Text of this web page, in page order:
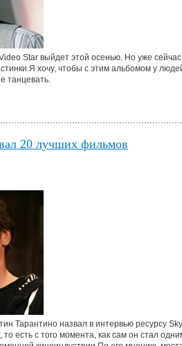
Star выйдет этой осенью. Но уже
хочу, чтобы с этим альбомом у
танцевать.
20 лучших фильмов
Тарантино назвал в интервью ресурсу
есть с того момента, как сам он стал